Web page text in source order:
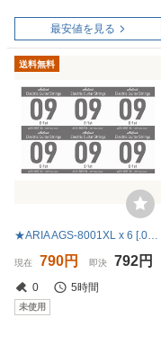
最安値を見る
送料無料
現在 790円 即決 792円
0 5時間
未使用